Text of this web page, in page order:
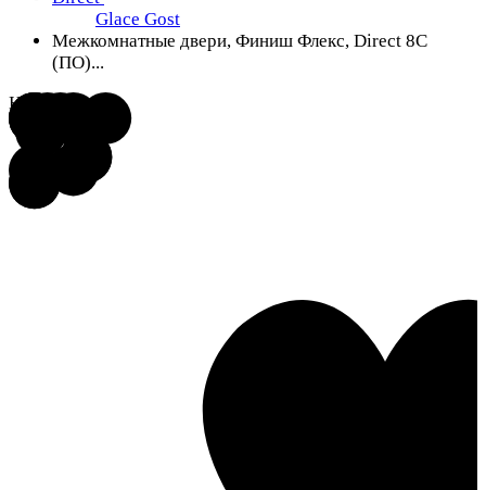
Glace Gost
Межкомнатные двери, Финиш Флекс, Direct 8С
(ПО)...
На складе